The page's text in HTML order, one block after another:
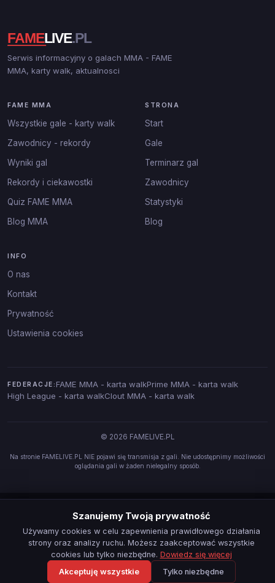
Serwis informacyjny o galach MMA - FAME
MMA, karty walk, aktualnosci
FAME MMA
Wszystkie gale - karty walk
Zawodnicy - rekordy
Wyniki gal
Rekordy i ciekawostki
Quiz FAME MMA
Blog MMA
STRONA
Start
Gale
Terminarz gal
Zawodnicy
Statystyki
Blog
INFO
O nas
Kontakt
Prywatność
Ustawienia cookies
FEDERACJE: FAME MMA - karta walkPrime MMA - karta walk
High League - karta walkClout MMA - karta walk
© 2026 FAMELIVE.PL
Na stronie FAMELIVE.PL NIE pojawi się transmisja z gali. Nie udostępnimy możliwości
oglądania gali w żaden nielegalny sposób.
Szanujemy Twoją prywatność
Używamy cookies w celu zapewnienia prawidłowego działania
strony oraz analizy ruchu. Możesz zaakceptować wszystkie
cookies lub tylko niezbędne. Dowiedz się więcej
Akceptuję wszystkie
Tylko niezbędne